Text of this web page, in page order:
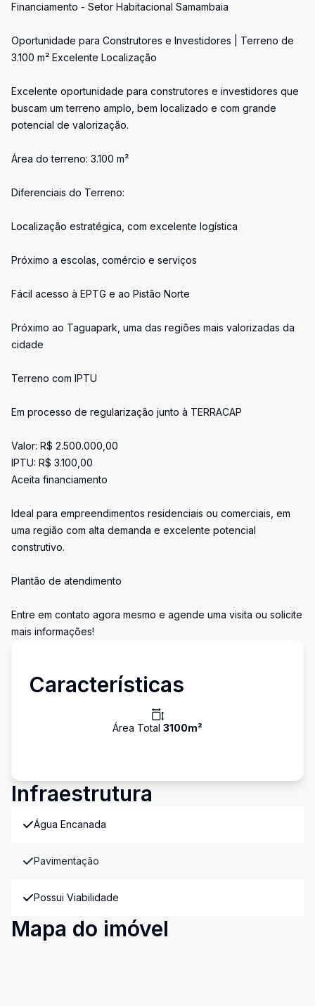
Financiamento - Setor Habitacional Samambaia
Oportunidade para Construtores e Investidores | Terreno de
3.100 m² Excelente Localização
Excelente oportunidade para construtores e investidores que
buscam um terreno amplo, bem localizado e com grande
potencial de valorização.
Área do terreno: 3.100 m²
Diferenciais do Terreno:
Localização estratégica, com excelente logística
Próximo a escolas, comércio e serviços
Fácil acesso à EPTG e ao Pistão Norte
Próximo ao Taguapark, uma das regiões mais valorizadas da
cidade
Terreno com IPTU
Em processo de regularização junto à TERRACAP
Valor: R$ 2.500.000,00
IPTU: R$ 3.100,00
Aceita financiamento
Ideal para empreendimentos residenciais ou comerciais, em
uma região com alta demanda e excelente potencial
construtivo.
Plantão de atendimento
Entre em contato agora mesmo e agende uma visita ou solicite
mais informações!
Características
Área Total 3100m²
Infraestrutura
Água Encanada
Pavimentação
Possui Viabilidade
Mapa do imóvel